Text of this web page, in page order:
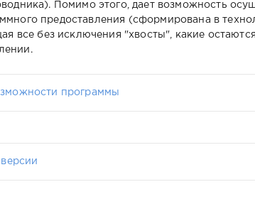
Помимо этого, дает возможность
предоставления (сформирована в
все без исключения "хвосты", какие
программы